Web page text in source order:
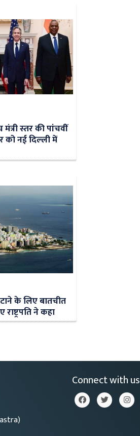
स्‍तर की पांचवीं
को नई दिल्‍ली में
के लिए बातचीत
ने कहा
Connect with us